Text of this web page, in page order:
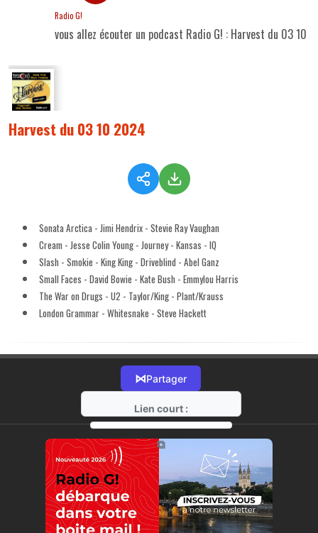
Radio G!
vous allez écouter un podcast Radio G! : Harvest du 03 10
Harvest du 03 10 2024
Sonata Arctica - Jimi Hendrix - Stevie Ray Vaughan
Cream - Jesse Colin Young - Journey - Kansas - IQ
Slash - Smokie - King King - Driveblind - Abel Ganz
Small Faces - David Bowie - Kate Bush - Emmylou Harris
The War on Drugs - U2 - Taylor/King - Plant/Krauss
London Grammar - Whitesnake - Steve Hackett
⋈Partager
Lien court :
https://radio-g.fr?15581
⧉